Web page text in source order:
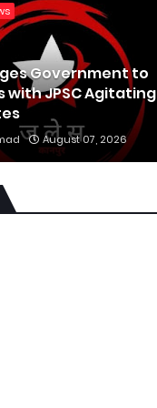
Government to
with JPSC Agitating
August 07, 2026